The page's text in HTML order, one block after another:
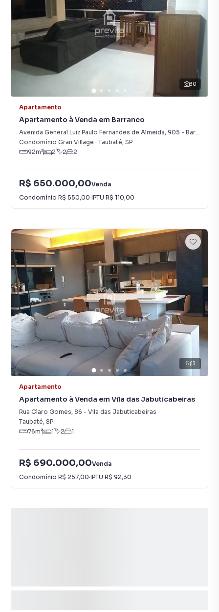
30
Apartamento
Apartamento à Venda em Barranco
Avenida General Luiz Paulo Fernandes de Almeida, 905 - Barranco
Condomínio Gran Village · Taubaté, SP
92m² 2 2 2
R$ 650.000,00Venda
Condomínio R$ 550,00·IPTU R$ 110,00
13
Apartamento
Apartamento à Venda em Vila das Jabuticabeiras
Rua Claro Gomes, 86 - Vila das Jabuticabeiras
Taubaté, SP
76m² 1 2 1
R$ 690.000,00Venda
Condomínio R$ 257,00·IPTU R$ 92,30